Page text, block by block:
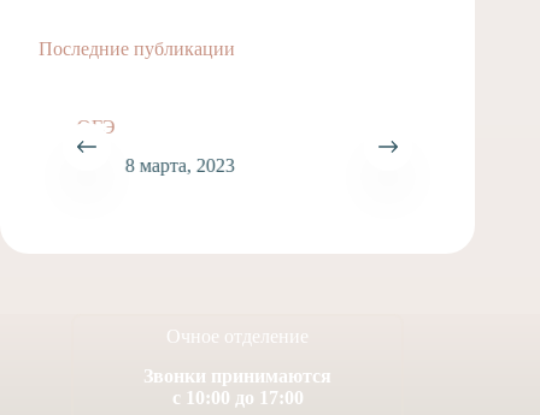
Последние публикации
ОГЭ
8 марта, 2023
Очное отделение
Звонки принимаются
с 10:00 до 17:00